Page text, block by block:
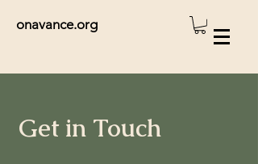
onavance.org
Get in Touch